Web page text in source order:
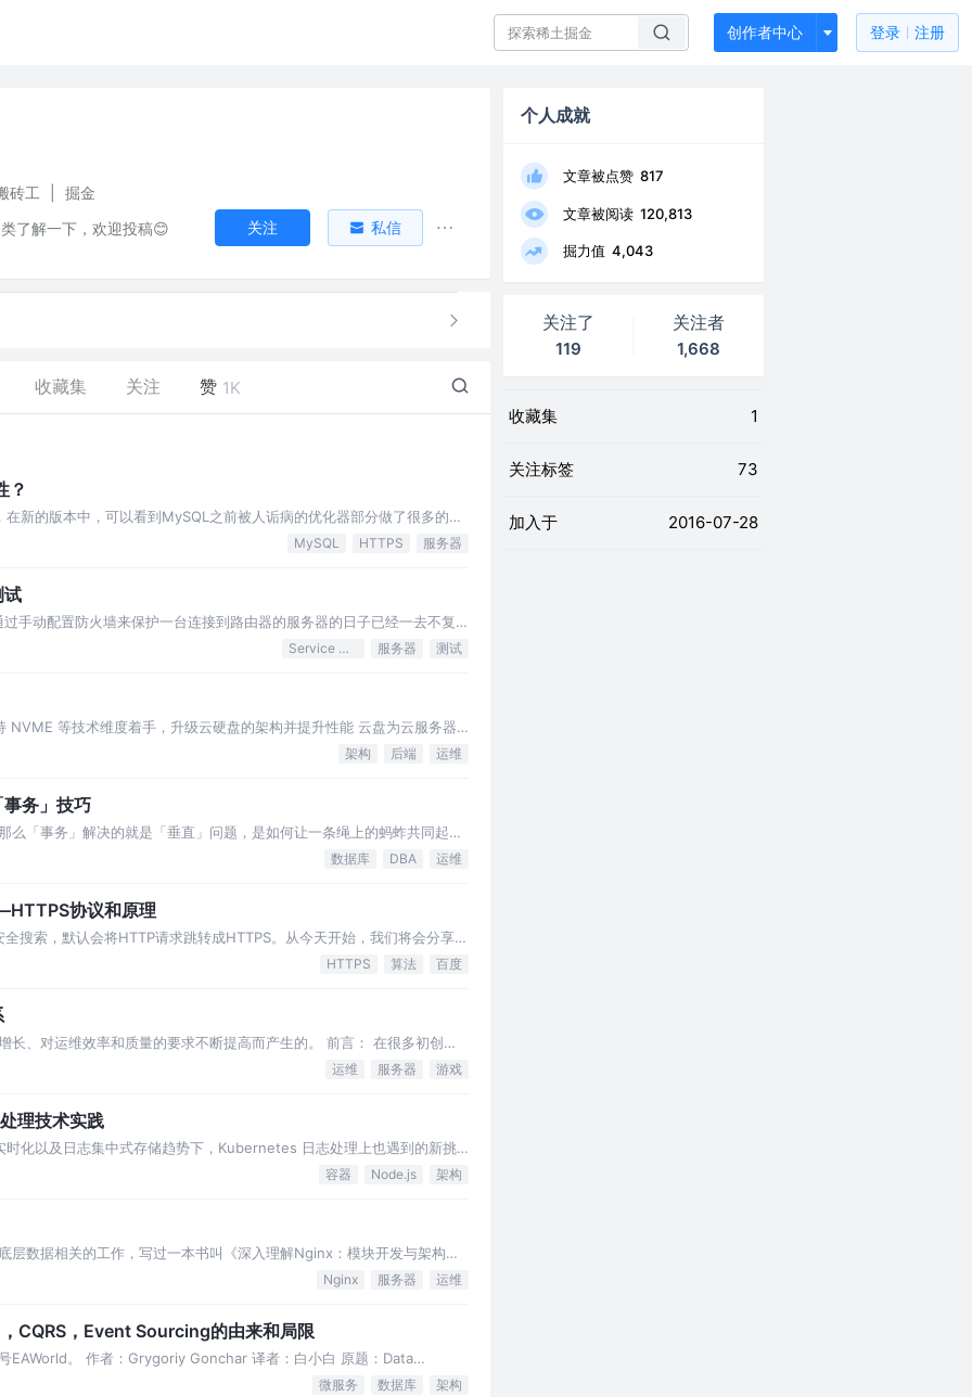
创作者中心 登录 注册
砖工
掘金
了解一下，欢迎投稿😊
关注 私信
收藏集 关注 赞 1K
？
新的版本中，可以看到MySQL之前被人诟病的优化器部分做了很多的改
换到最新的8.0版本，本文涵盖了一些本人感兴趣的和优化器相关的部
MySQL HTTPS 服务器
试
手动配置防火墙来保护一台连接到路由器的服务器的日子已经一去不复
世界中，计算资源基础设施需要具有自动扩展和收缩的能力来满足当下的
Service Mesh 服务器 测试
NVME 等技术维度着手，升级云硬盘的架构并提升性能 云盘为云服务器
机存储，其性能和数据可靠性尤为重要。UCloud 根据以往的运营经验，
架构 后端 运维
务」技巧
么「事务」解决的就是「垂直」问题，是如何让一条绳上的蚂蚱共同起
体现形式在我们生活中也无处不在。任何我们认为应该是这样的事情，去
数据库 DBA 运维
协议和原理
搜索，默认会将HTTP请求跳转成HTTPS。从今天开始，我们将会分享多
HTTPS 算法 百度
长、对运维效率和质量的要求不断提高而产生的。 前言： 在很多初创公
”的原始状态，这里所说的“刀”和“火”就是运维人员的远程客户端，例如
运维 服务器 游戏
理技术实践
化以及日志集中式存储趋势下，Kubernetes 日志处理上也遇到的新挑
、日志路由管理等问题。 本文介绍了“Logtail + 日志服务 + 生态”架构，
容器 Node.js 架构
层数据相关的工作，写过一本书叫《深入理解Nginx：模块开发与架构解
任技术总监一职，目前专注于使用互联网技术助力建筑行业实现转型升
Nginx 服务器 运维
CQRS，Event Sourcing的由来和局限
EAWorld。 作者：Grygoriy Gonchar 译者：白小白 原题：Data
原文：http://t.cn/EZVDA6h 全文7188字，阅读约…
微服务 数据库 架构
个人成就
文章被点赞 817
文章被阅读 120,813
掘力值 4,043
关注了
119
关注者
1,668
收藏集 1
关注标签 73
加入于 2016-07-28